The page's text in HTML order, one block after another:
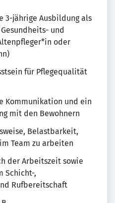
3-jährige Ausbildung als
und
oder
für Pflegequalität
Kommunikation und ein
mit den Bewohnern
Belastbarkeit,
Team zu arbeiten
der Arbeitszeit sowie
Schicht-,
Rufbereitschaft